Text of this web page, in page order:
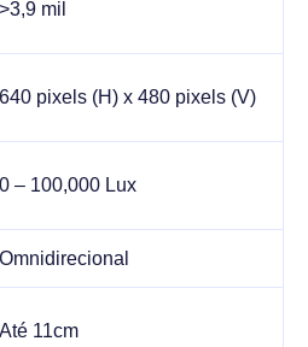
>3,9 mil
640 pixels (H) x 480 pixels (V)
0 – 100,000 Lux
Omnidirecional
Até 11cm